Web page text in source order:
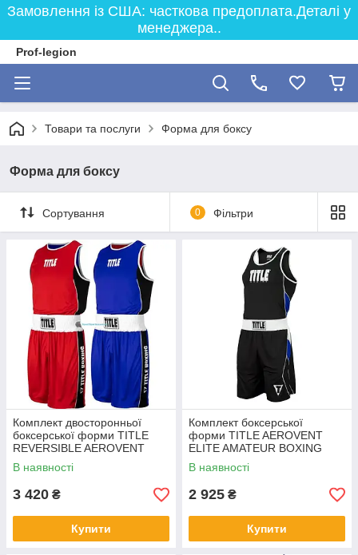
Замовлення із США: часткова предоплата.Деталі у
менеджера..
Prof-legion
Товари та послуги Форма для боксу
Форма для боксу
Сортування 0 Фільтри
Комплект двосторонньої
боксерської форми TITLE
REVERSIBLE AEROVENT
ELITE AMATEUR BOXING
SET 10
В наявності
3 420 ₴
Купити
Комплект боксерської
форми TITLE AEROVENT
ELITE AMATEUR BOXING
SET 8
В наявності
2 925 ₴
Купити